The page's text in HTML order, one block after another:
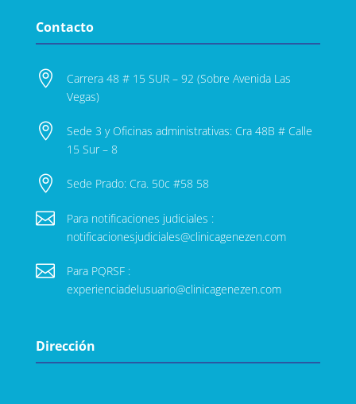
Contacto

Carrera 48 # 15 SUR – 92 (Sobre Avenida Las
Vegas)

Sede 3 y Oficinas administrativas: Cra 48B # Calle
15 Sur – 8
 Sede Prado: Cra. 50c #58 58

Para notificaciones judiciales :
notificacionesjudiciales@clinicagenezen.com

Para PQRSF :
experienciadelusuario@clinicagenezen.com
Dirección